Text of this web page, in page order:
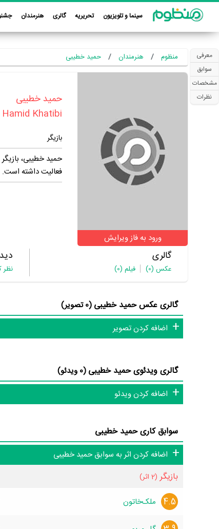
سینما و تلویزیون تحریریه گالری هنرمندان
معرفی
سوابق
مشخصات
نظرات
منظوم هنرمندان حمید خطیبی
ورود به فاز ویرایش
‏حمید خطیبی‏
Hamid Khatibi
بازیگر
حمید خطیبی،
فعالیت داشته است.
گالری
عکس (0) فیلم (0) نظر
گالری عکس حمید خطیبی (0 تصویر)
اضافه کردن تصویر
گالری ویدئوی حمید خطیبی (0 ویدئو)
اضافه کردن ویدئو
سوابق کاری حمید خطیبی
اضافه کردن اثر به سوابق حمید خطیبی
بازیگر (2 اثر)
4.5 ملک‌خاتون